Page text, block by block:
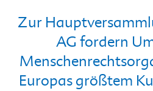
Zur
AG fordern
Europas größtem